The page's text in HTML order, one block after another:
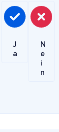
J
a
N
e
i
n